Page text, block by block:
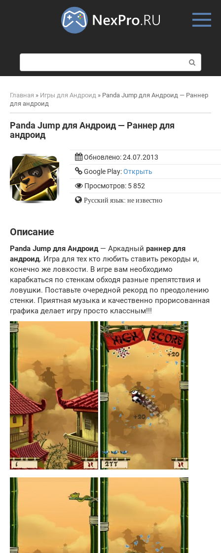
о
и
к
Главная » Игры для Андроид » Panda Jump для Андроид — Раннер
для андроид
Panda Jump для Андроид — Раннер для
андроид
Обновлено:24.07.2013
Google Play:Открыть
Просмотров: 5 852
Русский язык: не известно
Описание
Panda Jump для Андроид— Аркадный раннер для
андроид. Игра для тех кто любить ставить рекорды и,
конечно же ловкости. В игре вам необходимо
карабкаться по стенкам обходя разные препятствия и
ловушки. Поставьте очередной рекорд по преодолению
стенки. Приятная музыка и качественно прорисованная
графика делает игру просто классным!!!